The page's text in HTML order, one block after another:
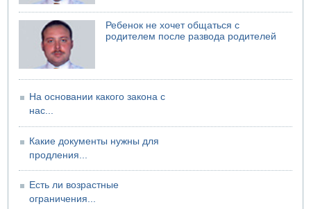
Ребенок не хочет общаться с
родителем после развода родителей
На основании какого закона с
нас...
Какие документы нужны для
продления...
Есть ли возрастные
ограничения...